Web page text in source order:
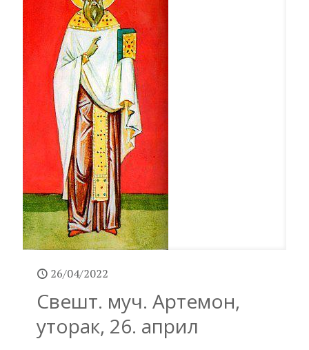
26/04/2022
Свешт. муч. Артемон,
уторак, 26. април